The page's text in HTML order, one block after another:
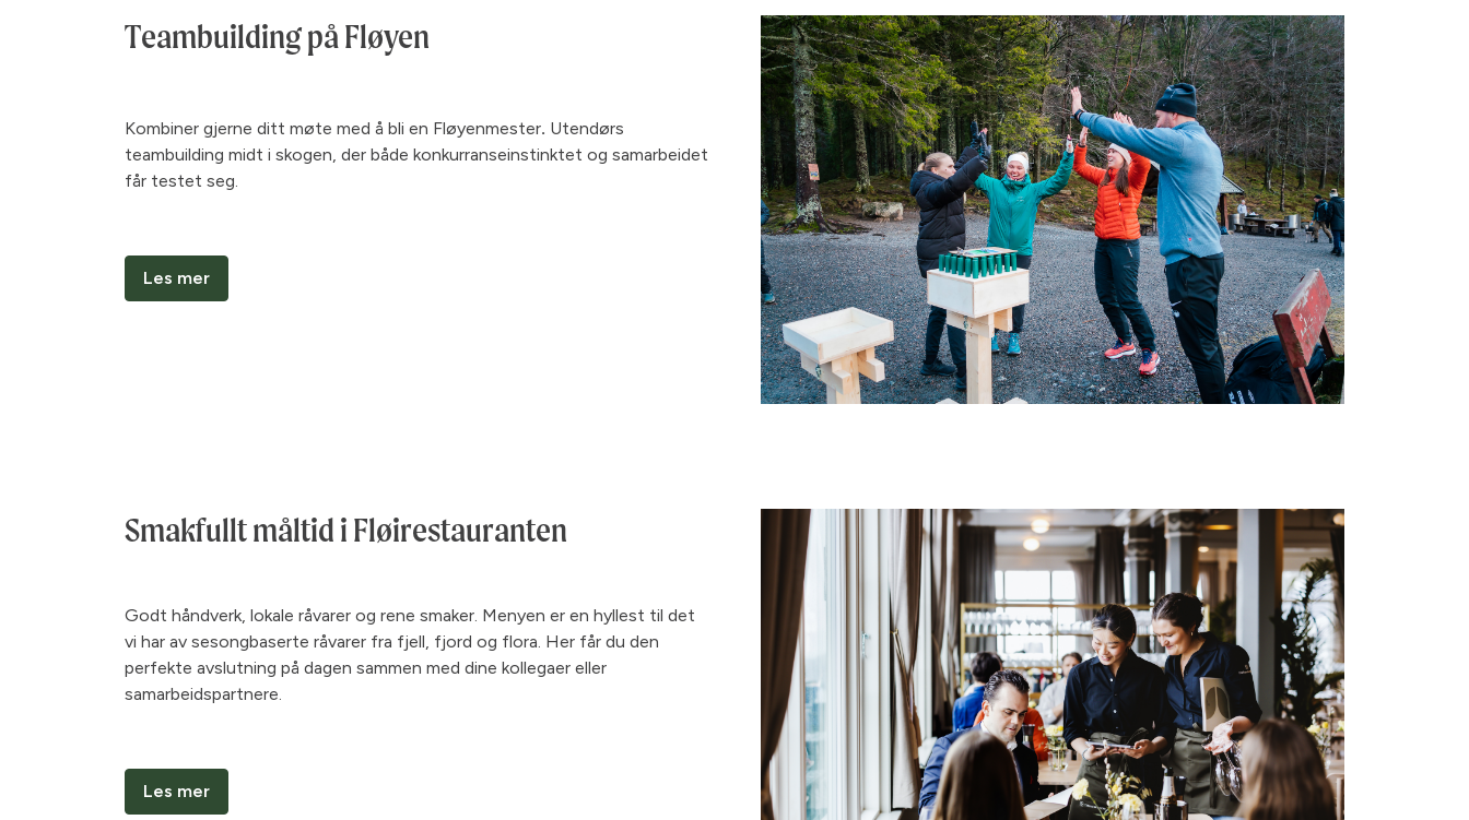
Teambuilding på Fløyen
Kombiner gjerne ditt møte med å bli en Fløyenmester. Utendørs
teambuilding midt i skogen, der både konkurranseinstinktet og samarbeidet
får testet seg.
Les mer
Smakfullt måltid i Fløirestauranten
Godt håndverk, lokale råvarer og rene smaker. Menyen er en hyllest til det
vi har av sesongbaserte råvarer fra fjell, fjord og flora. Her får du den
perfekte avslutning på dagen sammen med dine kollegaer eller
samarbeidspartnere.
Les mer